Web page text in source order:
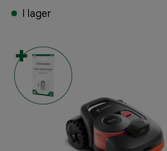
I lager